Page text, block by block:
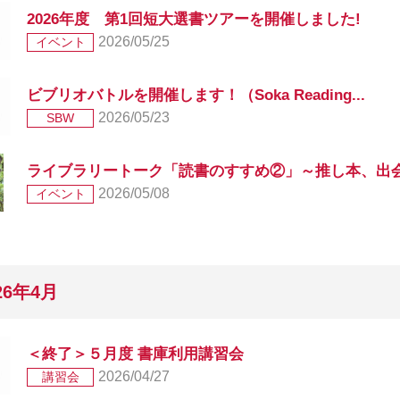
2026年度 第1回短大選書ツアーを開催しました!
イベント 2026/05/25
ビブリオバトルを開催します！（Soka Reading...
SBW 2026/05/23
ライブラリートーク「読書のすすめ②」～推し本、出
イベント 2026/05/08
年4月
＜終了＞５月度 書庫利用講習会
講習会 2026/04/27